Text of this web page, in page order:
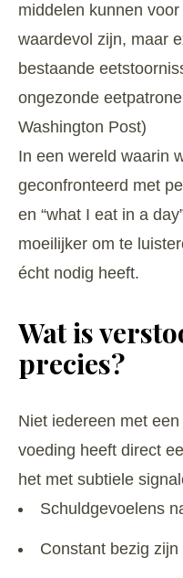
middelen kunnen
waardevol zijn, maar
bestaande
ongezonde
Washington Post)
In een wereld waarin
geconfronteerd met
en “what I eat in a
moeilijker om te
écht nodig heeft.
Wat is
precies?
Niet iedereen met
voeding heeft direct
het met subtiele
Schuldgevoelens
Constant bezig